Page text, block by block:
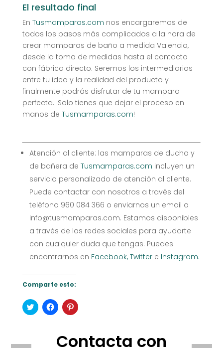
El resultado final
En Tusmamparas.com nos encargaremos de
todos los pasos más complicados a la hora de
crear mamparas de baño a medida Valencia,
desde la toma de medidas hasta el contacto
con fábrica directo. Seremos los intermediarios
entre tu idea y la realidad del producto y
finalmente podrás disfrutar de tu mampara
perfecta. ¡Solo tienes que dejar el proceso en
manos de Tusmamparas.com!
Atención al cliente: las mamparas de ducha y
de bañera de Tusmamparas.com incluyen un
servicio personalizado de atención al cliente.
Puede contactar con nosotros a través del
teléfono 960 084 366 o enviarnos un email a
info@tusmamparas.com. Estamos disponibles
a través de las redes sociales para ayudarte
con cualquier duda que tengas. Puedes
encontrarnos en Facebook,Twittere Instagram.
Comparte esto:
Haz
clic
Haz
clic
Facebook
(Se
Haz
clic
Pinterest
(Se
Contacta con